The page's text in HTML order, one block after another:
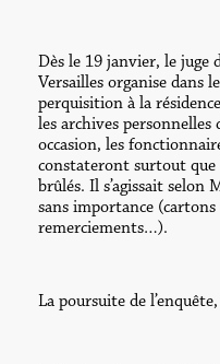
Dès le 19 janvier, le juge
Versailles organise dans
perquisition à la
les archives personnelles
occasion, les
constateront surtout
brûlés. Il s’agissait selon
sans importance
remerciements…).
La poursuite de